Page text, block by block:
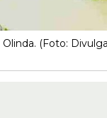
(Foto: